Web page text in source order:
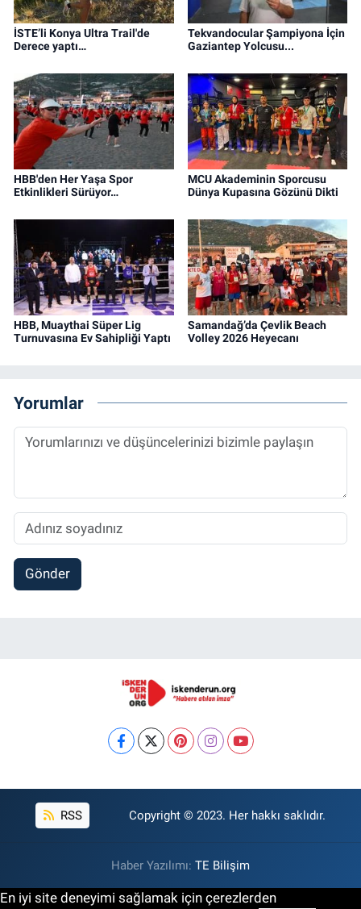
İSTE’li Konya Ultra Trail'de
Derece yaptı…
Tekvandocular Şampiyona İçin
Gaziantep Yolcusu...
HBB'den Her Yaşa Spor
Etkinlikleri Sürüyor…
MCU Akademinin Sporcusu
Dünya Kupasına Gözünü Dikti
HBB, Muaythai Süper Lig
Turnuvasına Ev Sahipliği Yaptı
Samandağ’da Çevlik Beach
Volley 2026 Heyecanı
Yorumlar
Gönder
RSS Copyright © 2023. Her hakkı saklıdır.
Haber Yazılımı: TE Bilişim
En iyi site deneyimi sağlamak için çerezlerden